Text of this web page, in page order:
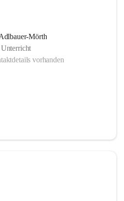
Mörth
Unterricht
vorhanden